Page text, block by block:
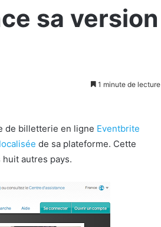
sa version
1 minute de lecture
de billetterie en ligne Eventbrite
de sa plateforme. Cette
huit autres pays.